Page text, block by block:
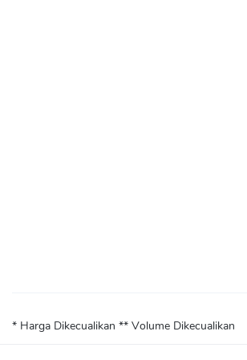
* Harga Dikecualikan ** Volume Dikecualikan